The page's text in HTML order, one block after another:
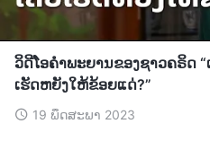
ວິດີໂອຄຳພະຍານຂອງຊາວຄຣິດ “
ເຮັດຫຍັງໃຫ້ຂ້ອຍແດ່?”
19 ພຶດສະພາ 2023